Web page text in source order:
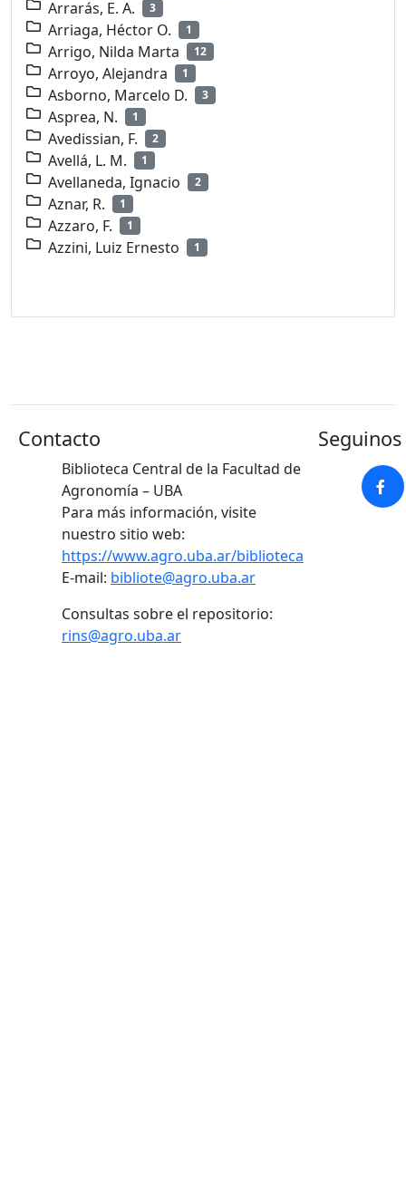
Arrarás, E. A. 3
Arriaga, Héctor O. 1
Arrigo, Nilda Marta 12
Arroyo, Alejandra 1
Asborno, Marcelo D. 3
Asprea, N. 1
Avedissian, F. 2
Avellá, L. M. 1
Avellaneda, Ignacio 2
Aznar, R. 1
Azzaro, F. 1
Azzini, Luiz Ernesto 1
Contacto
Biblioteca Central de la Facultad de
Agronomía – UBA
Para más información, visite
nuestro sitio web:
https://www.agro.uba.ar/biblioteca
E-mail: bibliote@agro.uba.ar
Consultas sobre el repositorio:
rins@agro.uba.ar